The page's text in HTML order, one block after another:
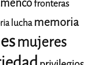
fronteras
lucha memoria
mujeres